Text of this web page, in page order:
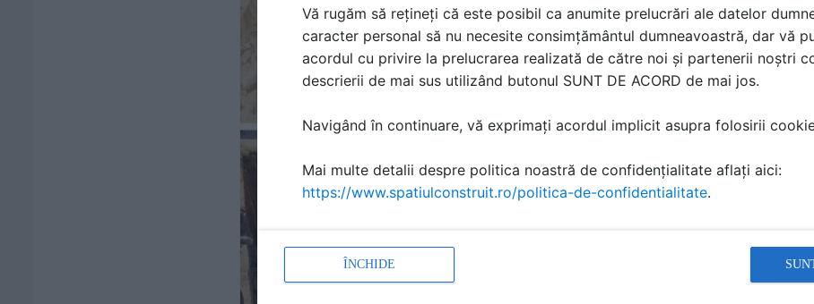
Vă rugăm să rețineți că este posibil ca anumite prelucrări ale datelor
caracter personal să nu necesite consimțământul dumneavoastră, dar vă
acordul cu privire la prelucrarea realizată de către noi și partenerii noștri
descrierii de mai sus utilizând butonul SUNT DE ACORD de mai jos.
Navigând în continuare, vă exprimați acordul implicit asupra folosirii
Mai multe detalii despre politica noastră de confidențialitate aflați aici:
https://www.spatiulconstruit.ro/politica-de-confidentialitate.
ÎNCHIDE